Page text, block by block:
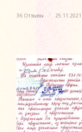
36 Отзывы / 25.11.2021